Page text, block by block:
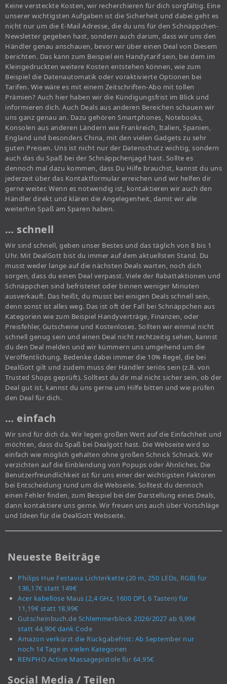
Keine versteckte Kosten, wir recherchieren für dich sorgfältig. Eine
unserer wichtigsten Aufgaben ist die Sicherheit und dabei geht es
nicht nur um die E-Mail Adresse, die du uns für den Schnäppchen-
Newsletter gegeben hast, sondern auch darum, dass wir uns den
Händler genau anschauen, bevor wir über einen Deal von Diesem
berichten. Das kann zum Beispiel ein Handytarif sein, bei dem im
Kleingedruckten weitere Kosten entstehen können, wie zum
Beispiel die Datenautomatik oder voraktivierte Optionen bei
Tarifen. Wie wäre es mit einem Zeitschriften-Abo mit tollen
Prämien? Auch hier haben wir die Kündigungsfrist im Blick und
informieren dich. Auch Deals aus anderen Bereichen schauen wir
uns ganz genau an. Dazu gehören Smartphones, Notebooks,
Konsolen aus anderen Ländern wie Frankreich, Italien, Spanien,
England und besonders China, mit den vielen Gadgets zu sehr
guten Preisen. Uns ist nicht nur der Datenschutz wichtig, sondern
auch das du Spaß bei der Schnäppchenjagd hast. Sollte es
dennoch mal dazu kommen, dass Du Hilfe brauchst, kannst du uns
jederzeit über das Kontaktformular erreichen und wir helfen dir
gerne weiter. Wenn es notwendig ist, kontaktieren wir auch den
Händler direkt und klären die Angelegenheit, damit wir alle
weiterhin Spaß am Sparen haben.
… schnell
Wir sind schnell, geben unser Bestes und das täglich von 8 bis 1
Uhr. Mit DealGott bist du immer auf dem aktuellsten Stand. Du
musst weder lange auf die nächsten Deals warten, noch dich
sorgen, dass du einen Deal verpasst. Viele der Rabattaktionen und
Schnäppchen sind befristetet oder binnen weniger Minuten
ausverkauft. Das heißt, du musst bei einigen Deals schnell sein,
denn sonst ist alles weg. Das ist oft der Fall bei Schnäppchen aus
Kategorien wie zum Beispiel Handyverträge, Finanzen, oder
Preisfehler, Gutscheine und Kostenloses. Sollten wir einmal nicht
schnell genug sein und einen Deal nicht rechtzeitig sehen, kannst
du den Deal melden und wir kümmern uns umgehend um die
Veröffentlichung. Bedenke dabei immer die 10% Regel, die bei
DealGott gilt und zudem muss der Händler seriös sein (z.B. von
Trusted Shops geprüft). Solltest du dir mal nicht sicher sein, ob der
Deal gut ist, kannst du uns gerne um Hilfe bitten und wie prüfen
den Deal für dich.
… einfach
Wir sind für dich da. Wir legen großen Wert auf die Einfachheit und
möchten, dass du Spaß bei Dealgott hast. Die Webseite wird so
einfach wie möglich gehalten ohne großen Schnick Schnack. Wir
verzichten auf die Einblendung von Popups oder Ähnliches. Die
Benutzerfreundlichkeit ist für uns einer der wichtigsten Faktoren
bei Entscheidung rund um die Webseite. Solltest du dennoch
einen Fehler finden, zum Beispiel bei der Darstellung eines Deals,
dann kontaktiere uns gerne. Wir freuen uns auch über Vorschläge
und Ideen für die DealGott Webseite.
Neueste Beiträge
Philips Hue Festavia Lichterkette (20 m, 250 LEDs, RGB) für
136,17€ statt 149€
Acer kabellose Maus (2,4 GHz, 1600 DPI, 6 Tasten) für
11,19€ statt 18,99€
Gutscheinbuch.de Schlemmerblock 2026/2027 ab 9,99€
statt 44,90€ dank Code
Amazon verkürzt die Rückgabefrist: Ab September nur
noch 14 Tage in vielen Kategorien
RENPHO Active Massagepistole für 64,95€
Social Media / Teilen